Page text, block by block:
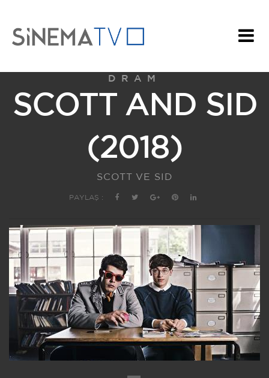
DRAM
SCOTT AND SID
(2018)
SCOTT VE SID
PAYLAŞ :